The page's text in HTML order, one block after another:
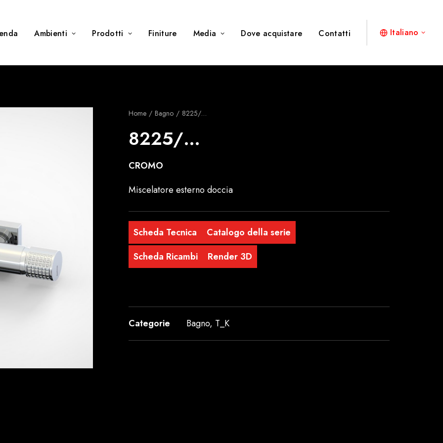
Ambienti Prodotti Finiture Media Dove acquistare Contatti Italiano
Home Bagno 8225/…
8225/…
CROMO
Miscelatore esterno doccia
Scheda Tecnica
Catalogo della serie
Scheda Ricambi
Render 3D
Categorie Bagno, T_K